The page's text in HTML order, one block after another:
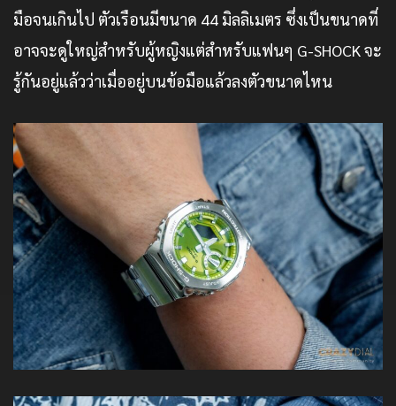
มือจนเกินไป ตัวเรือนมีขนาด 44 มิลลิเมตร ซึ่งเป็นขนาดที่
อาจจะดูใหญ่สำหรับผู้หญิงแต่สำหรับแฟนๆ G-SHOCK จะ
รู้กันอยู่แล้วว่าเมื่ออยู่บนข้อมือแล้วลงตัวขนาดไหน